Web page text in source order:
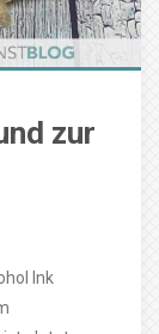
zur
Ink